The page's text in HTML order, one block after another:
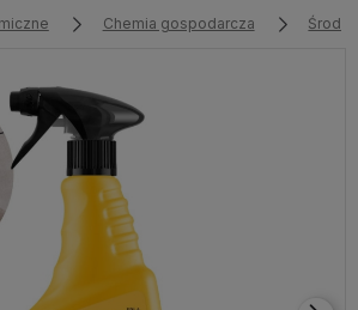
Chemia gospodarcza Środki